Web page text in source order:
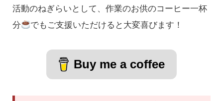
活動のねぎらいとして、作業のお供のコーヒー一杯
分
でもご支援いただけると大変喜びます！
Buy me a coffee